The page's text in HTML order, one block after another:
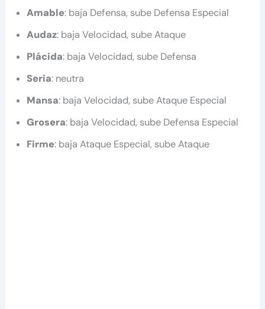
Amable: baja Defensa, sube Defensa Especial
Audaz: baja Velocidad, sube Ataque
Plácida: baja Velocidad, sube Defensa
Seria: neutra
Mansa: baja Velocidad, sube Ataque Especial
Grosera: baja Velocidad, sube Defensa Especial
Firme: baja Ataque Especial, sube Ataque